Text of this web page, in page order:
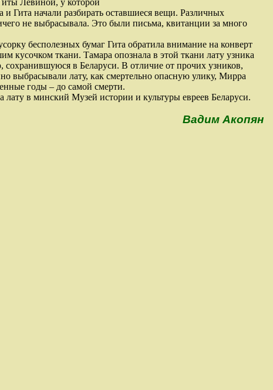
Гита начали разбирать оставшиеся вещи. Различных
не выбрасывала. Это были письма, квитанции за много
бесполезных бумаг Гита обратила внимание на конверт
кусочком ткани. Тамара опознала в этой ткани лату узника
в Беларуси. В отличие от прочих узников,
выбрасывали лату, как смертельно опасную улику, Мирра
годы – до самой смерти.
в минский Музей истории и культуры евреев Беларуси.
Вадим Акопян